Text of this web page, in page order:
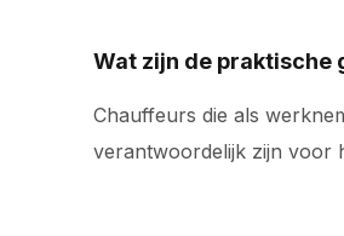
Wat zijn de praktische
Chauffeurs die als
verantwoordelijk zijn voor